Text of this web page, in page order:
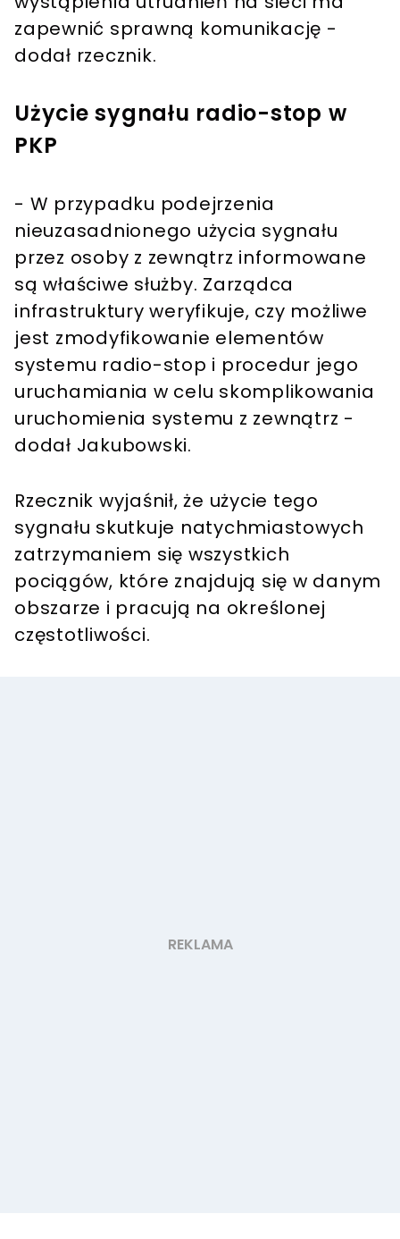
zapewnić sprawną komunikację -
dodał rzecznik.
Użycie sygnału radio-stop w
PKP
- W przypadku podejrzenia
nieuzasadnionego użycia sygnału
przez osoby z zewnątrz informowane
są właściwe służby. Zarządca
infrastruktury weryfikuje, czy możliwe
jest zmodyfikowanie elementów
systemu radio-stop i procedur jego
uruchamiania w celu skomplikowania
uruchomienia systemu z zewnątrz -
dodał Jakubowski.
Rzecznik wyjaśnił, że użycie tego
sygnału skutkuje natychmiastowych
zatrzymaniem się wszystkich
pociągów, które znajdują się w danym
obszarze i pracują na określonej
częstotliwości.